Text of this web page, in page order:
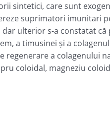
sintetici, care sunt
suprimatori imunitari
ulterior s-a constatat
a timusinei şi a
a colagenului
coloidal, magneziu